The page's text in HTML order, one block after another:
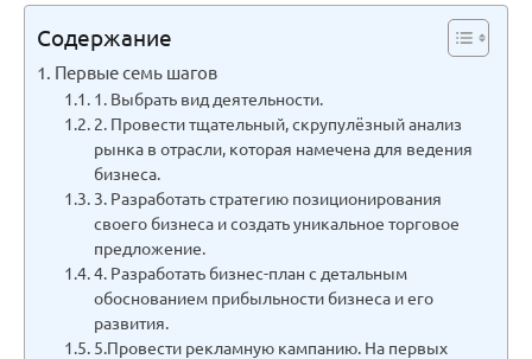
Содержание
Первые семь шагов
1. Выбрать вид деятельности.
2. Провести тщательный, скрупулёзный анализ
рынка в отрасли, которая намечена для ведения
бизнеса.
3. Разработать стратегию позиционирования
своего бизнеса и создать уникальное торговое
предложение.
4. Разработать бизнес-план с детальным
обоснованием прибыльности бизнеса и его
развития.
5.Провести рекламную кампанию. На первых